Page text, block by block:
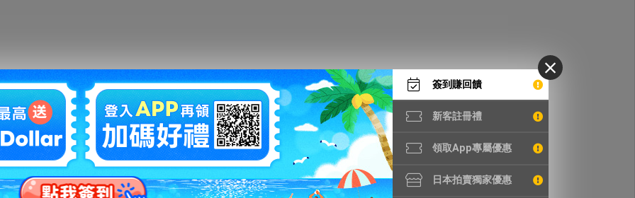
簽到賺回饋
新客註冊禮
領取App專屬優惠
日本拍賣獨家優惠